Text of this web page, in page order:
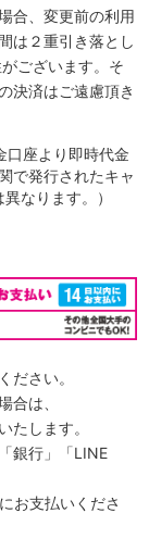
合、変更前の利用
は２重引き落とし
ございます。そ
決済はご遠慮頂き
口座より即時代金
で発行されたキャ
なります。）
ださい。
合は、
たします。
銀行」「LINE
お支払いくださ